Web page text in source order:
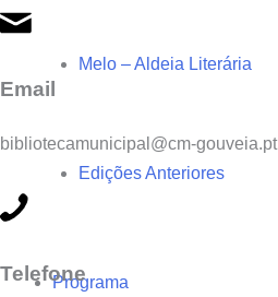
Melo – Aldeia Literária
Edições Anteriores
Programa
Email
bibliotecamunicipal@cm-gouveia.pt
Telefone